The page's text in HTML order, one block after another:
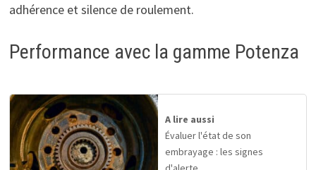
adhérence et silence de roulement.
Performance avec la gamme Potenza
A lire aussi
Évaluer l'état de son
embrayage : les signes